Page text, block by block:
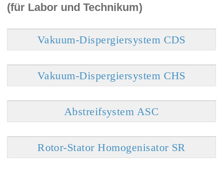
(für Labor und Technikum)
Vakuum-Dispergiersystem CDS
Vakuum-Dispergiersystem CHS
Abstreifsystem ASC
Rotor-Stator Homogenisator SR